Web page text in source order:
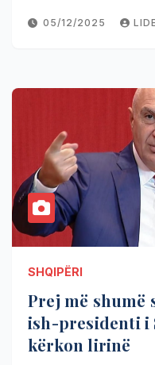
05/12/2025
SHQIPËRI
Prej më shumë
ish-presidenti i
kërkon lirinë